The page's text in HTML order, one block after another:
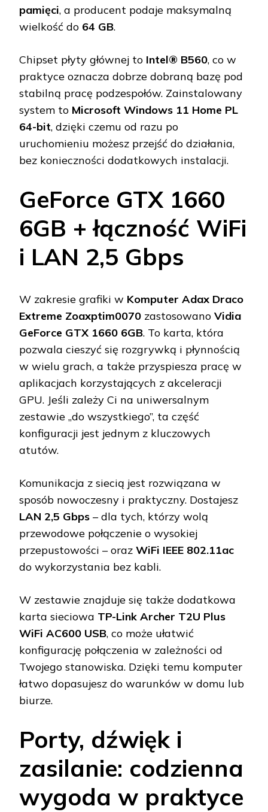
pamięci, a producent podaje maksymalną
wielkość do 64 GB.
Chipset płyty głównej to Intel® B560, co w
praktyce oznacza dobrze dobraną bazę pod
stabilną pracę podzespołów. Zainstalowany
system to Microsoft Windows 11 Home PL
64-bit, dzięki czemu od razu po
uruchomieniu możesz przejść do działania,
bez konieczności dodatkowych instalacji.
GeForce GTX 1660
6GB + łączność WiFi
i LAN 2,5 Gbps
W zakresie grafiki w Komputer Adax Draco
Extreme Zoaxptim0070 zastosowano Vidia
GeForce GTX 1660 6GB. To karta, która
pozwala cieszyć się rozgrywką i płynnością
w wielu grach, a także przyspiesza pracę w
aplikacjach korzystających z akceleracji
GPU. Jeśli zależy Ci na uniwersalnym
zestawie „do wszystkiego”, ta część
konfiguracji jest jednym z kluczowych
atutów.
Komunikacja z siecią jest rozwiązana w
sposób nowoczesny i praktyczny. Dostajesz
LAN 2,5 Gbps – dla tych, którzy wolą
przewodowe połączenie o wysokiej
przepustowości – oraz WiFi IEEE 802.11ac
do wykorzystania bez kabli.
W zestawie znajduje się także dodatkowa
karta sieciowa TP-Link Archer T2U Plus
WiFi AC600 USB, co może ułatwić
konfigurację połączenia w zależności od
Twojego stanowiska. Dzięki temu komputer
łatwo dopasujesz do warunków w domu lub
biurze.
Porty, dźwięk i
zasilanie: codzienna
wygoda w praktyce